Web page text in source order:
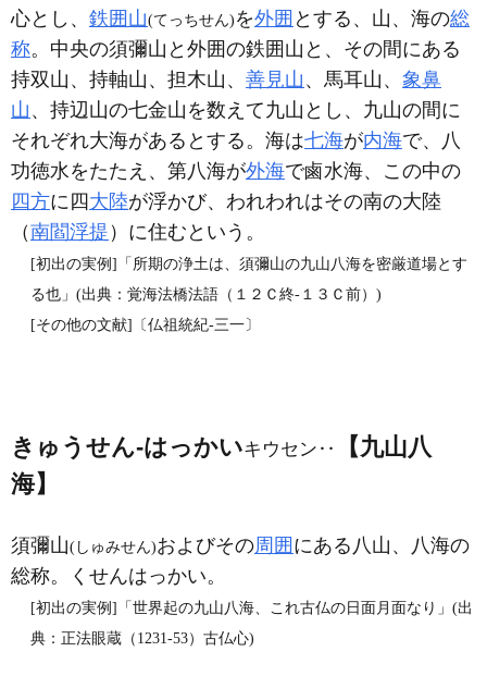
心とし、 鉄囲山(てっちせん)を外囲 とする、山、海の総
称。中央の須彌山と外囲の鉄囲山と、その間にある
持双山、持軸山、担木山、 善見山 、馬耳山、 象鼻
山 、持辺山の七金山を数えて九山とし、九山の間に
それぞれ大海があるとする。海は七海が内海で、八
功徳水をたたえ、第八海が外海で鹵水海、この中の
四方に四 大陸が浮かび、われわれはその南の大陸
（南閻浮提 ）に住むという。
[初出の実例]「所期の浄土は、須彌山の九山八海を密厳道場とす
る也」(出典：覚海法橋法語（１２Ｃ終‐１３Ｃ前）)
[その他の文献]〔仏祖統紀‐三一〕
きゅうせん‐はっかいキウセン‥
【九山八
海】
須彌山(しゅみせん)およびその周囲 にある八山、八海の
総称。くせんはっかい。
[初出の実例]「世界起の九山八海、これ古仏の日面月面なり」(出
典：正法眼蔵（1231‐53）古仏心)